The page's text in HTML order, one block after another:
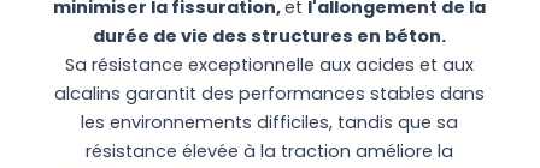
minimiser la fissuration,et l'allongement de la
durée de vie des structures en béton.
Sa résistance exceptionnelle aux acides et aux
alcalins garantit des performances stables dans
les environnements difficiles, tandis que sa
résistance élevée à la traction améliore la